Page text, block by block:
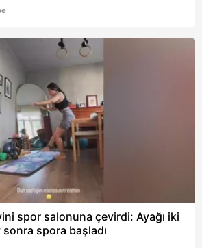
spor salonuna çevirdi: Ayağı iki
sonra spora başladı